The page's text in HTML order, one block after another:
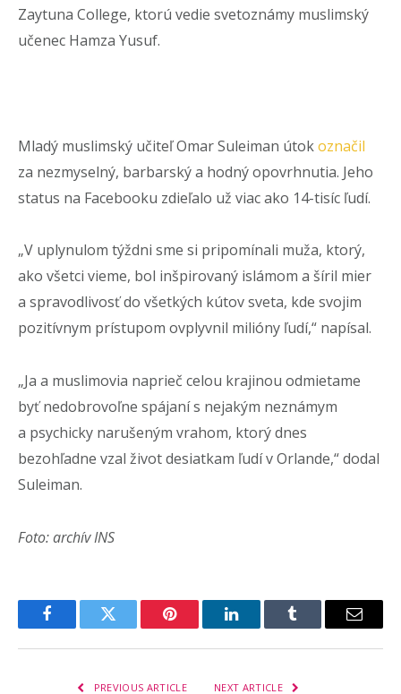
Zaytuna College, ktorú vedie svetoznámy muslimský
učenec Hamza Yusuf.
Mladý muslimský učiteľ Omar Suleiman útokoznačil
za nezmyselný, barbarský a hodný opovrhnutia. Jeho
status na Facebooku zdieľalo už viac ako 14-tisíc ľudí.
„V uplynulom týždni sme si pripomínali muža, ktorý,
ako všetci vieme, bol inšpirovaný islámom a šíril mier
a spravodlivosť do všetkých kútov sveta, kde svojim
pozitívnym prístupom ovplyvnil milióny ľudí,“ napísal.
„Ja a muslimovia naprieč celou krajinou odmietame
byť nedobrovoľne spájaní s nejakým neznámym
a psychicky narušeným vrahom, ktorý dnes
bezohľadne vzal život desiatkam ľudí v Orlande,“ dodal
Suleiman.
Foto: archív INS
FacebookTwitter Pinterest LinkedInTumblr Email
PREVIOUS ARTICLE NEXT ARTICLE